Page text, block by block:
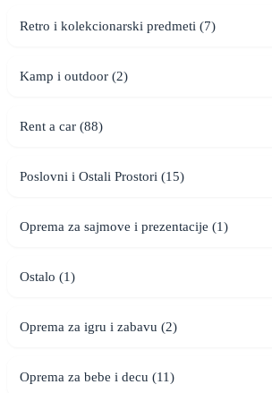
Retro i kolekcionarski predmeti (7)
Kamp i outdoor (2)
Rent a car (88)
Poslovni i Ostali Prostori (15)
Oprema za sajmove i prezentacije (1)
Ostalo (1)
Oprema za igru i zabavu (2)
Oprema za bebe i decu (11)